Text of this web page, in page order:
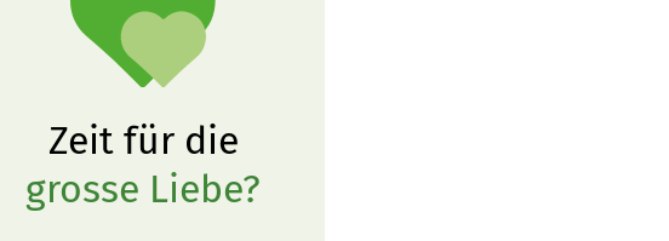
Zeit für die
grosse Liebe?